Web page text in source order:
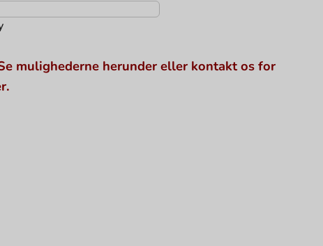
mulighederne herunder eller kontakt os for